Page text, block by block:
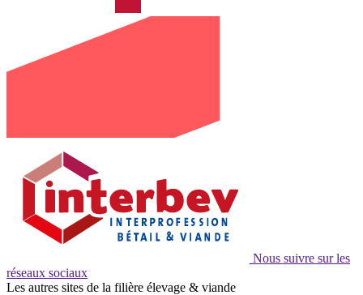
Nous suivre sur les
réseaux sociaux
Les autres sites de la filière élevage & viande